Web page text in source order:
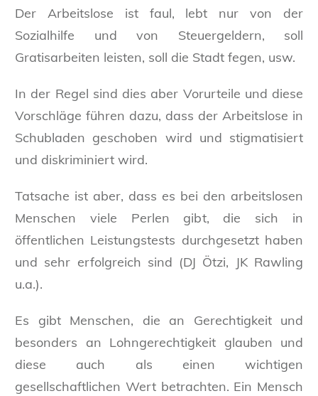
Der Arbeitslose ist faul, lebt nur von der
Sozialhilfe und von Steuergeldern, soll
Gratisarbeiten leisten, soll die Stadt fegen, usw.
In der Regel sind dies aber Vorurteile und diese
Vorschläge führen dazu, dass der Arbeitslose in
Schubladen geschoben wird und stigmatisiert
und diskriminiert wird.
Tatsache ist aber, dass es bei den arbeitslosen
Menschen viele Perlen gibt, die sich in
öffentlichen Leistungstests durchgesetzt haben
und sehr erfolgreich sind (DJ Ötzi, JK Rawling
u.a.).
Es gibt Menschen, die an Gerechtigkeit und
besonders an Lohngerechtigkeit glauben und
diese auch als einen wichtigen
gesellschaftlichen Wert betrachten. Ein Mensch